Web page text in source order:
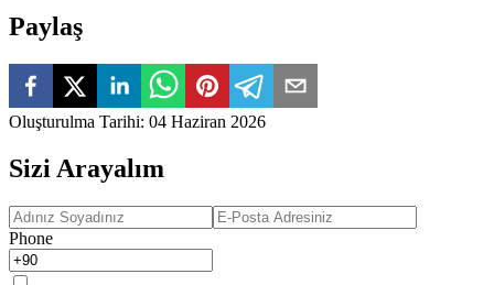
Paylaş
Oluşturulma Tarihi: 04 Haziran 2026
Sizi Arayalım
Phone